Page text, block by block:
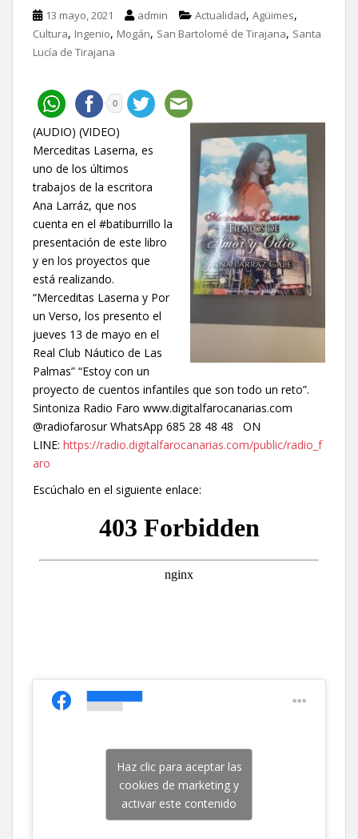
13 mayo, 2021 admin Actualidad, Agüimes,
Cultura, Ingenio, Mogán, San Bartolomé de Tirajana, Santa
Lucía de Tirajana
0
(AUDIO) (VIDEO)
Merceditas Laserna, es
uno de los últimos
trabajos de la escritora
Ana Larráz, que nos
cuenta en el #batiburrillo la
presentación de este libro
y en los proyectos que
está realizando.
“Merceditas Laserna y Por
un Verso, los presento el
jueves 13 de mayo en el
Real Club Náutico de Las
Palmas” “Estoy con un
proyecto de cuentos infantiles que son todo un reto”.
Sintoniza Radio Faro www.digitalfarocanarias.com
@radiofarosur WhatsApp 685 28 48 48 ON
LINE: https://radio.digitalfarocanarias.com/public/radio_f
aro
Escúchalo en el siguiente enlace:
Haz clic para aceptar las
cookies de marketing y
activar este contenido